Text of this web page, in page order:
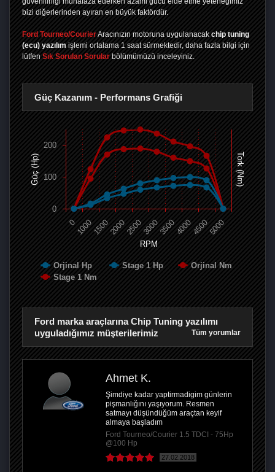
bizi diğerlerinden ayıran en büyük faktördür.
Ford Tourneo/CourierAracınızın motoruna uygulanacak chip tuning
(ecu) yazılım işlemi ortalama 1 saat sürmektedir, daha fazla bilgi için
lütfen Sık Sorulan Sorular bölümümüzü inceleyiniz.
Güç Kazanım - Performans Grafiği
RPM
Güç (Hp) Tork (Nm)
Orjinal Hp Stage 1 Hp
Orjinal Nm
Stage 1 Nm
0 100015002000250030003500400045005000
0
100
200
Ford marka araçlarına Chip Tuning yazılımı
uyguladığımız müşterilerimiz
Tüm yorumlar
Ahmet K.
Şimdiye kadar yaptirmadigim günlerin
pişmanlığını yaşıyorum. Resmen
satmayı düşündüğüm araçtan keyif
almaya başladım
Ford Tourneo/Courier 1.5 TDCI - 75Hp
@100 Hp
27.02.2018